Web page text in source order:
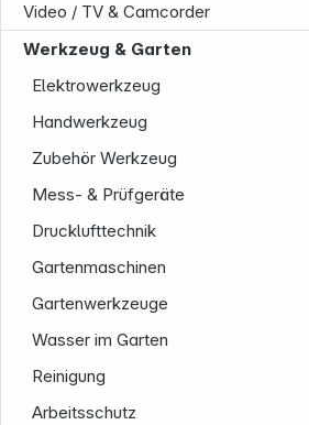
Video / TV & Camcorder
Werkzeug & Garten
Elektrowerkzeug
Handwerkzeug
Zubehör Werkzeug
Mess- & Prüfgeräte
Drucklufttechnik
Gartenmaschinen
Gartenwerkzeuge
Wasser im Garten
Reinigung
Arbeitsschutz
Unternehmen